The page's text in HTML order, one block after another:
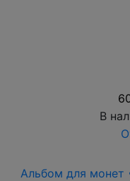
В
Альбом для монет